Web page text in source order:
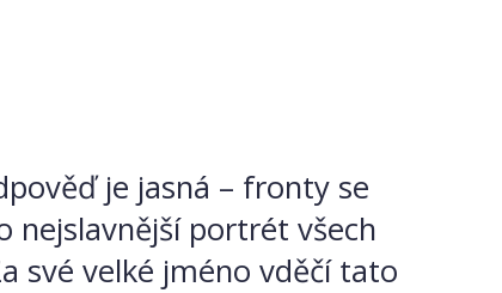
je jasná – fronty se
nejslavnější portrét všech
své velké jméno vděčí tato